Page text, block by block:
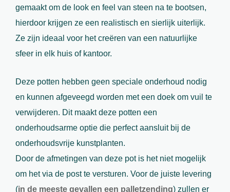
gemaakt om de look en feel van steen na te bootsen,
hierdoor krijgen ze een realistisch en sierlijk uiterlijk.
Ze zijn ideaal voor het creëren van een natuurlijke
sfeer in elk huis of kantoor.
Deze potten hebben geen speciale onderhoud nodig
en kunnen afgeveegd worden met een doek om vuil te
verwijderen. Dit maakt deze potten een
onderhoudsarme optie die perfect aansluit bij de
onderhoudsvrije kunstplanten.
Door de afmetingen van deze pot is het niet mogelijk
om het via de post te versturen. Voor de juiste levering
(in de meeste gevallen een palletzending) zullen er